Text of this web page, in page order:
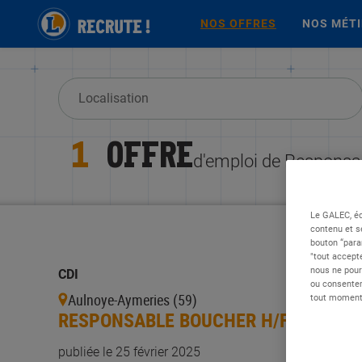
NOS OFFRES NOS
1 OFFREd'emploi de
CDI
Aulnoye-Aymeries (59)
RESPONSABLE BOUCHER H/F - H/F
publiée le 25 février 2025
Le GALEC,
contenu et
bouton
"tout
nous ne
ou
tout